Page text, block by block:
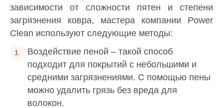
зависимости от сложности пятен и степени
загрязнения ковра, мастера компании Power
Clean используют следующие методы:
Воздействие пеной – такой способ
подходит для покрытий с небольшими и
средними загрязнениями. С помощью пены
можно удалить грязь без вреда для
волокон.